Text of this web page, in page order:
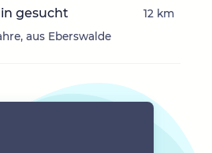
gesucht
aus Eberswalde
12 km